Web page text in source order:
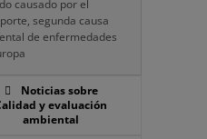
causado por el
segunda causa
de enfermedades
Noticias sobre
y evaluación
ambiental